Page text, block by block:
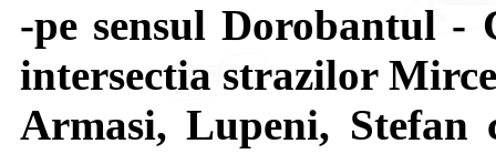
-pe sensul Dorobantul -
intersectia strazilor
Armasi, Lupeni, Stefan